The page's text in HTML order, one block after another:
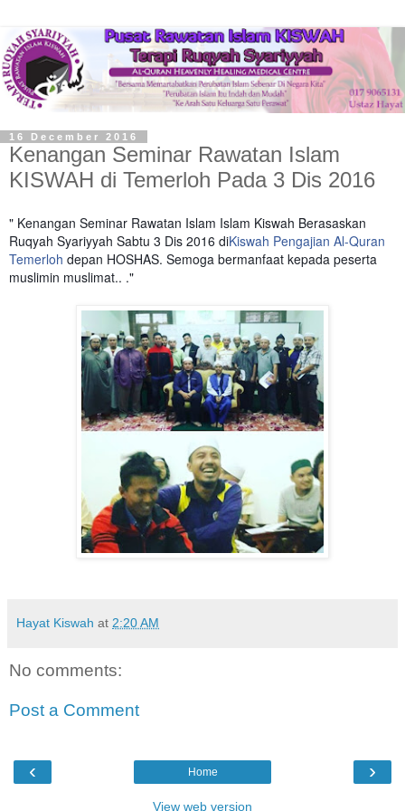
16 December 2016
Kenangan Seminar Rawatan Islam
KISWAH di Temerloh Pada 3 Dis 2016
" Kenangan Seminar Rawatan Islam Islam Kiswah Berasaskan
Ruqyah Syariyyah Sabtu 3 Dis 2016 diKiswah Pengajian Al-Quran
Temerloh depan HOSHAS. Semoga bermanfaat kepada peserta
muslimin muslimat.. ."
Hayat Kiswah at 2:20 AM
No comments:
Post a Comment
‹ ›
Home
View web version